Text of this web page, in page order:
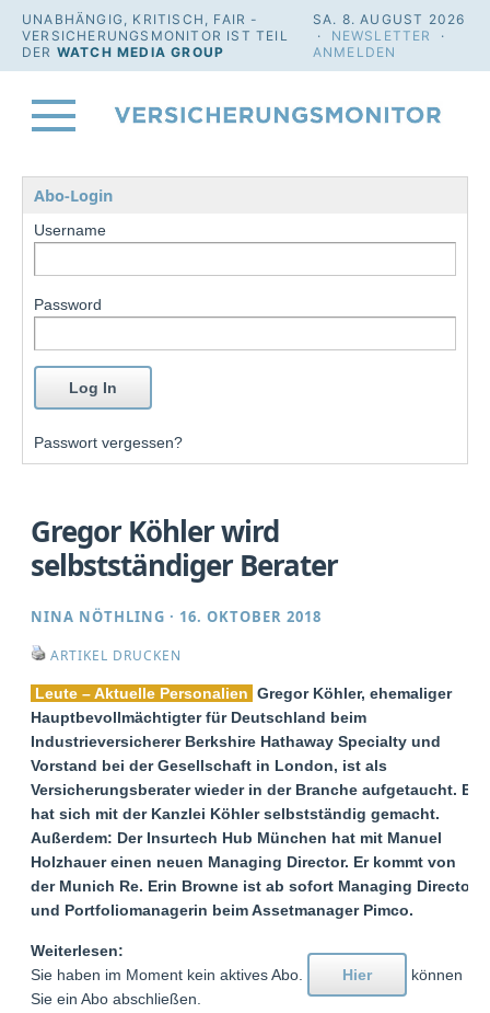
UNABHÄNGIG, KRITISCH, FAIR -
VERSICHERUNGSMONITOR IST TEIL
DER WATCH MEDIA GROUP
SA. 8. AUGUST 2026
· NEWSLETTER
·
ANMELDEN
Abo-Login
Username
Password
Passwort vergessen?
Gregor Köhler wird
selbstständiger Berater
NINA NÖTHLING · 16. OKTOBER 2018
ARTIKEL DRUCKEN
Leute – Aktuelle Personalien Gregor Köhler, ehemaliger
Hauptbevollmächtigter für Deutschland beim
Industrieversicherer Berkshire Hathaway Specialty und
Vorstand bei der Gesellschaft in London, ist als
Versicherungsberater wieder in der Branche aufgetaucht. Er
hat sich mit der Kanzlei Köhler selbstständig gemacht.
Außerdem: Der Insurtech Hub München hat mit Manuel
Holzhauer einen neuen Managing Director. Er kommt von
der Munich Re. Erin Browne ist ab sofort Managing Director
und Portfoliomanagerin beim Assetmanager Pimco.
Weiterlesen:
Sie haben im Moment kein aktives Abo.
Hier
können
Sie ein Abo abschließen.